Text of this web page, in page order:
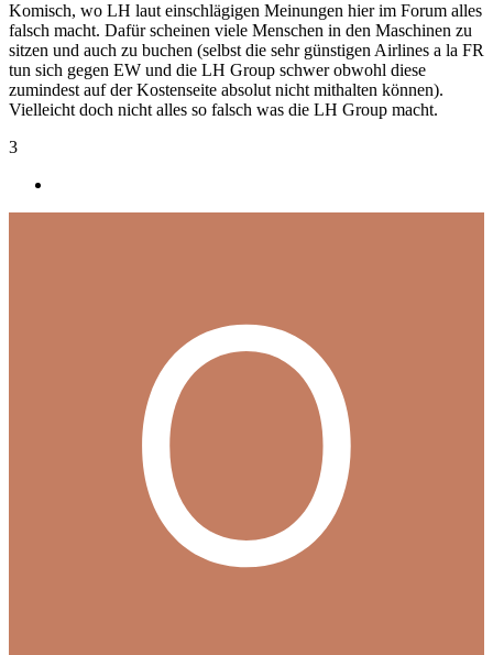
Komisch, wo LH laut einschlägigen Meinungen hier im Forum alles
falsch macht. Dafür scheinen viele Menschen in den Maschinen zu
sitzen und auch zu buchen (selbst die sehr günstigen Airlines a la FR
tun sich gegen EW und die LH Group schwer obwohl diese
zumindest auf der Kostenseite absolut nicht mithalten können).
Vielleicht doch nicht alles so falsch was die LH Group macht.
3